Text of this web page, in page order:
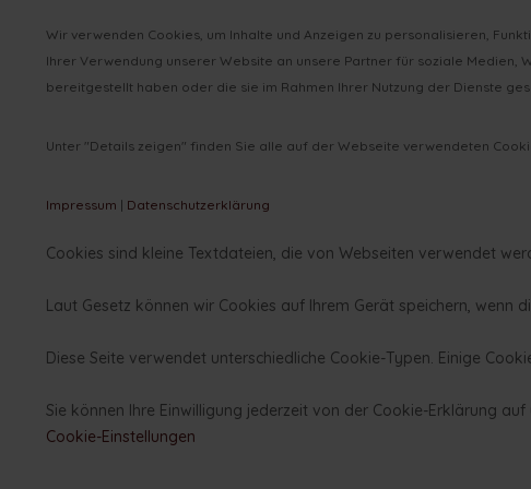
Wir verwenden Cookies, um Inhalte und Anzeigen zu personalisieren,
Ihrer Verwendung unserer Website an unsere Partner für soziale Medien,
bereitgestellt haben oder die sie im Rahmen Ihrer Nutzung der Dienste
Unter "Details zeigen" finden Sie alle auf der Webseite verwendeten
Impressum | Datenschutzerklärung
Cookies sind kleine Textdateien, die von Webseiten verwendet
Laut Gesetz können wir Cookies auf Ihrem Gerät speichern,
Diese Seite verwendet unterschiedliche Cookie-Typen. Einige
Sie können Ihre Einwilligung jederzeit von der Cookie-Erklärung
Cookie-Einstellungen